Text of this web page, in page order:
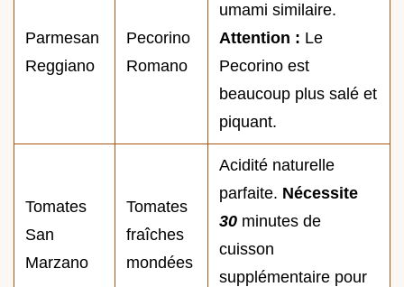
Parmesan
Reggiano
Pecorino
Romano
umami similaire.
Attention : Le
Pecorino est
beaucoup plus salé et
piquant.
Tomates
San
Marzano
Tomates
fraîches
mondées
Acidité naturelle
parfaite. Nécessite
30 minutes de
cuisson
supplémentaire pour